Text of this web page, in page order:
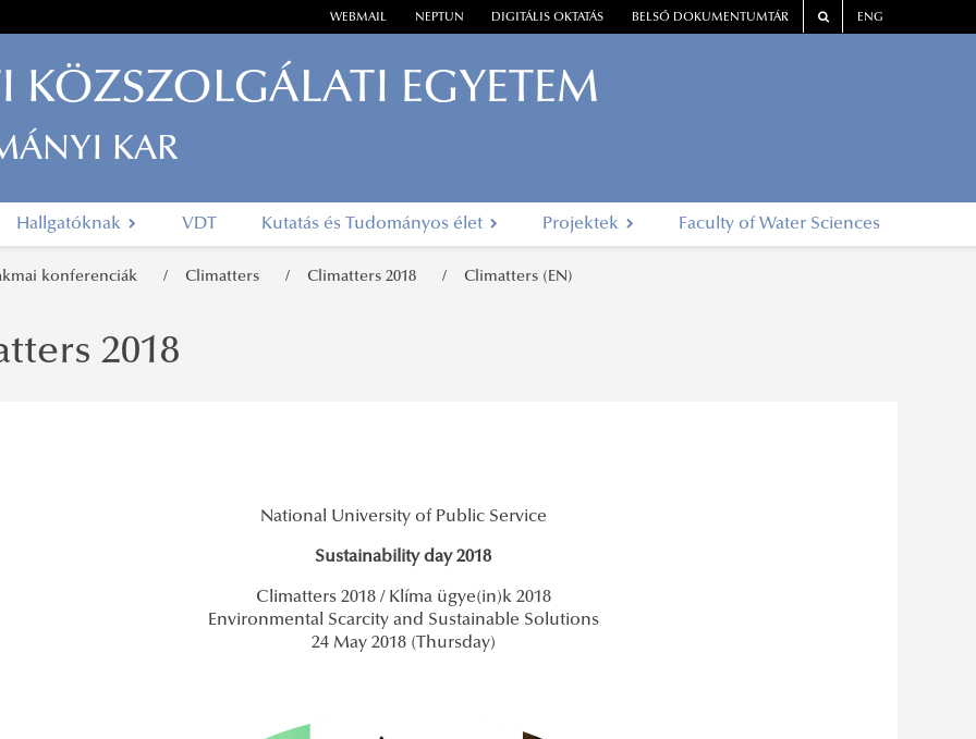
WEBMAIL NEPTUN DIGITÁLIS OKTATÁS BELSŐ DOKUMENTUMTÁR ENG
KÖZSZOLGÁLATI EGYETEM
KAR
Hallgatóknak VDT Kutatás és Tudományos élet Projektek Faculty of Water Sciences
konferenciák Climatters Climatters 2018 Climatters (EN)
2018
National University of Public Service
Sustainability day 2018
Climatters 2018 / Klíma ügye(in)k 2018
Environmental Scarcity and Sustainable Solutions
24 May 2018 (Thursday)